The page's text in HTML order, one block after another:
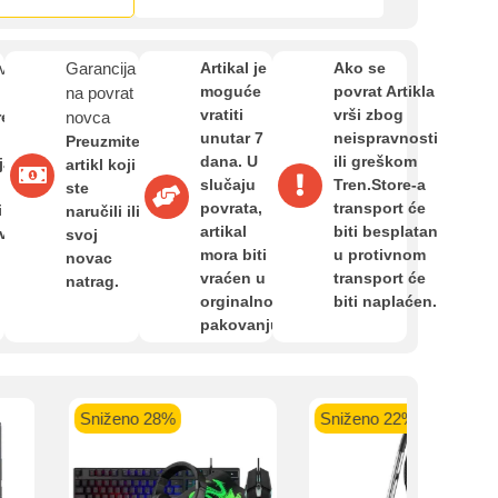
Garancija
na povrat
novca
Preuzmite
artikl koji
ste
naručili ili
svoj
novac
natrag.
Artikal je
moguće
vratiti
unutar 7
dana. U
slučaju
povrata,
artikal
mora biti
vraćen u
orginalnom
pakovanju.
Ako se
povrat Artikla
vrši zbog
neispravnosti
ili greškom
Tren.Store-a
transport će
biti besplatan
u protivnom
transport će
biti naplaćen.
Sniženo 28% Sniženo 22%
Informacije o dostavi
O nama
Privatnost kupca
Uvjeti i odredbe
ispod.
banka VISA
Sparkasse banka
MasterCard
Shop'n'Fun do 36 rata
Raiffeisen banka VISA
Magic Card do 36 rata